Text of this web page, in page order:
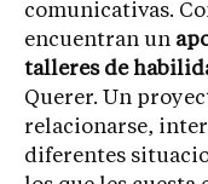
comunicativas.
encuentran un
talleres de
Querer. Un
relacionarse,
diferentes